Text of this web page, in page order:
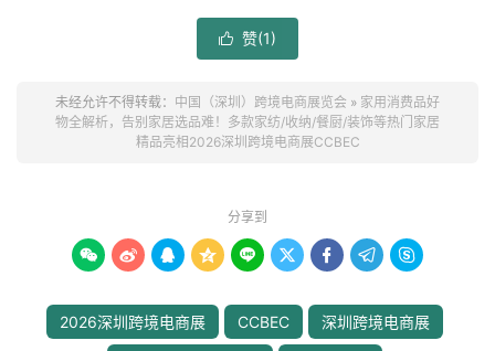
 赞(1)
未经允许不得转载： 中国（深圳）跨境电商展览会 » 家用消费品好
物全解析，告别家居选品难！多款家纺/收纳/餐厨/装饰等热门家居
精品亮相2026深圳跨境电商展CCBEC
分享到
        
2026深圳跨境电商展 CCBEC 深圳跨境电商展